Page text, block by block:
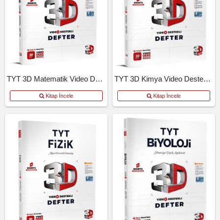
TYT 3D Matematik Video Destekli Defter
Kitap İncele
TYT 3D Kimya Video Destekli Defter
Kitap İncele